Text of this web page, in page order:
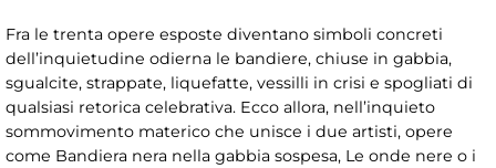
Fra le trenta opere esposte diventano simboli concreti
dell’inquietudine odierna le bandiere, chiuse in gabbia,
sgualcite, strappate, liquefatte, vessilli in crisi e spogliati di
qualsiasi retorica celebrativa. Ecco allora, nell’inquieto
sommovimento materico che unisce i due artisti, opere
come Bandiera nera nella gabbia sospesa, Le onde nere o i